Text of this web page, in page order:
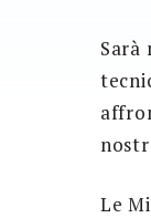
Sarà
Le